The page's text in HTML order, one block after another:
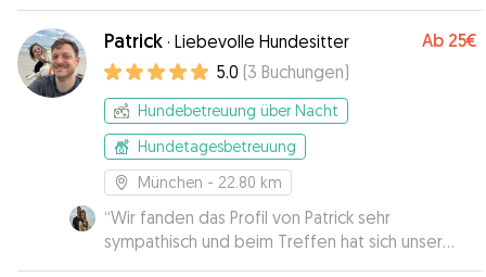
Patrick · Liebevolle Hundesitter Ab 25€
5.0 (3 Buchungen)
Hundebetreuung über Nacht
Hundetagesbetreuung
München - 22.80 km
“Wir fanden das Profil von Patrick sehr
sympathisch und beim Treffen hat sich unser
Gefühl bestätigt. Pablo hat sich sofort wohl und